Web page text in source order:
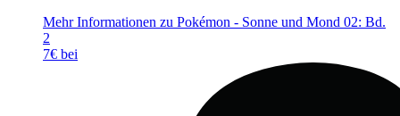
Mehr Informationen zu Pokémon - Sonne und Mond 02: Bd.
2
7€ bei